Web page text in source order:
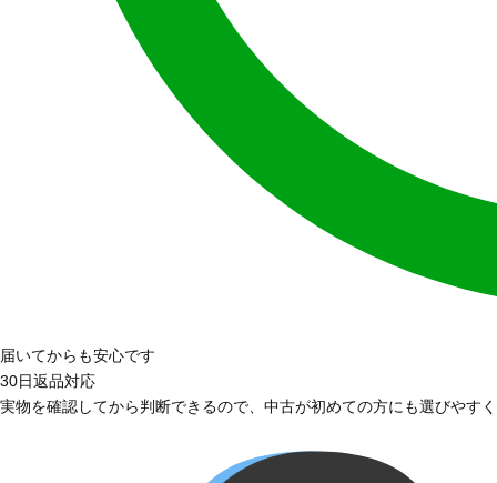
届いてからも安心です
30日返品対応
実物を確認してから判断できるので、中古が初めての方にも選びやす